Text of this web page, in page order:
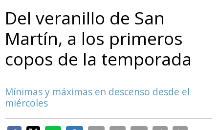
Del veranillo de San
Martín, a los primeros
copos de la temporada
Mínimas y máximas en descenso desde el
miércoles